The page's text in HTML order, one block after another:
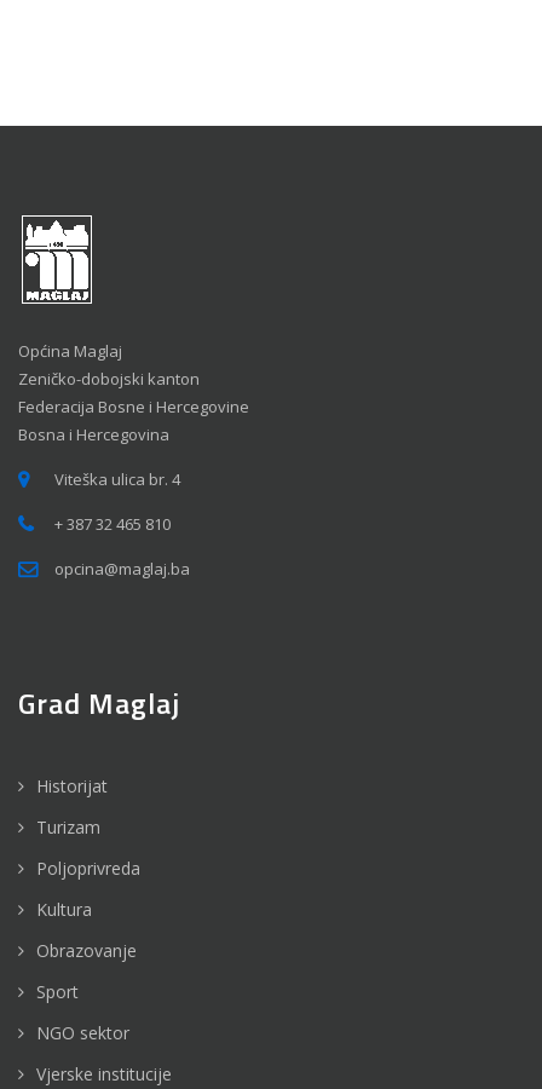
Općina Maglaj
Zeničko-dobojski kanton
Federacija Bosne i Hercegovine
Bosna i Hercegovina
Viteška ulica br. 4
+ 387 32 465 810
opcina@maglaj.ba
Grad Maglaj
Historijat
Turizam
Poljoprivreda
Kultura
Obrazovanje
Sport
NGO sektor
Vjerske institucije